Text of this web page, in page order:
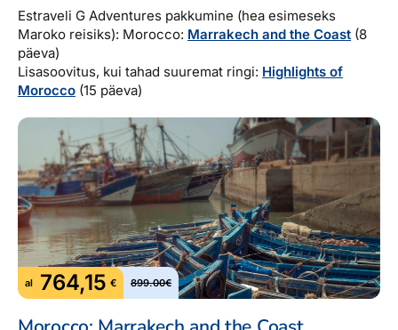
Estraveli G Adventures pakkumine (hea esimeseks
Maroko reisiks): Morocco: Marrakech and the Coast (8
päeva)
Lisasoovitus, kui tahad suuremat ringi: Highlights of
Morocco (15 päeva)
al 764,15 € 899.00€